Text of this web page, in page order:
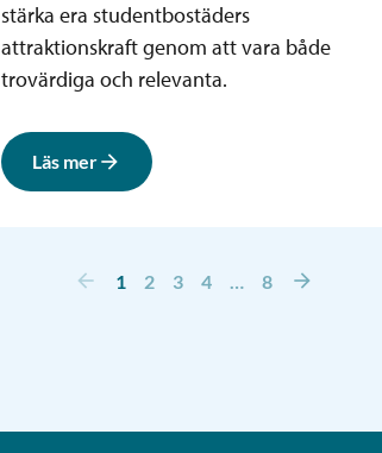
stärka era studentbostäders
attraktionskraft genom att vara både
trovärdiga och relevanta.
Läs mer
1 2 3 4 … 8